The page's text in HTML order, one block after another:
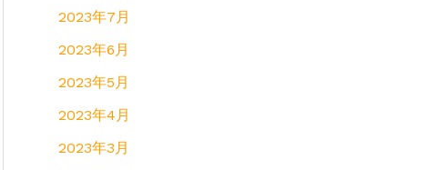
2023年7月
2023年6月
2023年5月
2023年4月
2023年3月